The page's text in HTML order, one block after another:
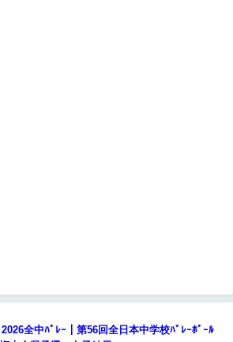
全中ﾊﾞﾚｰ｜第56回全日本中学校ﾊﾞﾚｰﾎﾞｰﾙ